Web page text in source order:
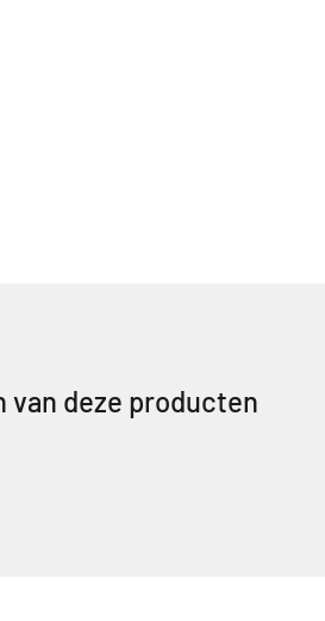
van deze producten